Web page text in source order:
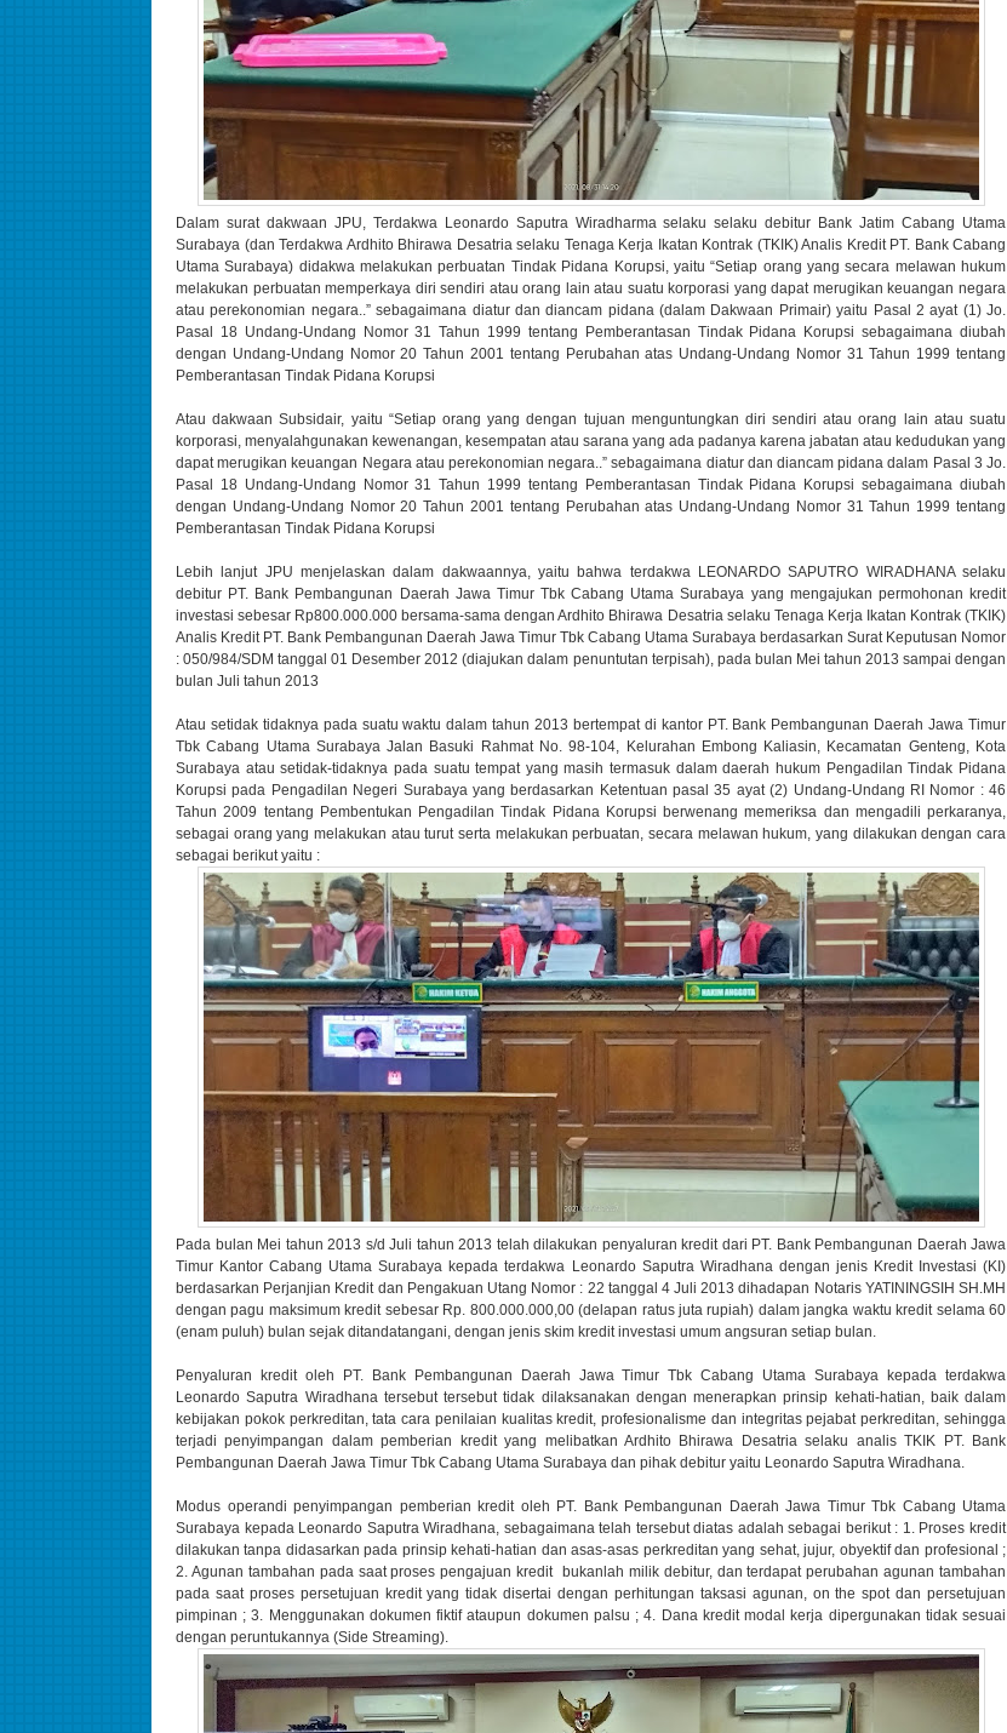
Dalam surat dakwaan JPU, Terdakwa Leonardo Saputra Wiradharma selaku selaku debitur Bank Jatim Cabang Utama
Surabaya (dan Terdakwa Ardhito Bhirawa Desatria selaku Tenaga Kerja Ikatan Kontrak (TKIK) Analis Kredit PT. Bank Cabang
Utama Surabaya) didakwa melakukan perbuatan Tindak Pidana Korupsi, yaitu “Setiap orang yang secara melawan hukum
melakukan perbuatan memperkaya diri sendiri atau orang lain atau suatu korporasi yang dapat merugikan keuangan negara
atau perekonomian negara..” sebagaimana diatur dan diancam pidana (dalam Dakwaan Primair) yaitu Pasal 2 ayat (1) Jo.
Pasal 18 Undang-Undang Nomor 31 Tahun 1999 tentang Pemberantasan Tindak Pidana Korupsi sebagaimana diubah
dengan Undang-Undang Nomor 20 Tahun 2001 tentang Perubahan atas Undang-Undang Nomor 31 Tahun 1999 tentang
Pemberantasan Tindak Pidana Korupsi
Atau dakwaan Subsidair, yaitu “Setiap orang yang dengan tujuan menguntungkan diri sendiri atau orang lain atau suatu
korporasi, menyalahgunakan kewenangan, kesempatan atau sarana yang ada padanya karena jabatan atau kedudukan yang
dapat merugikan keuangan Negara atau perekonomian negara..” sebagaimana diatur dan diancam pidana dalam Pasal 3 Jo.
Pasal 18 Undang-Undang Nomor 31 Tahun 1999 tentang Pemberantasan Tindak Pidana Korupsi sebagaimana diubah
dengan Undang-Undang Nomor 20 Tahun 2001 tentang Perubahan atas Undang-Undang Nomor 31 Tahun 1999 tentang
Pemberantasan Tindak Pidana Korupsi
Lebih lanjut JPU menjelaskan dalam dakwaannya, yaitu bahwa terdakwa LEONARDO SAPUTRO WIRADHANA selaku
debitur PT. Bank Pembangunan Daerah Jawa Timur Tbk Cabang Utama Surabaya yang mengajukan permohonan kredit
investasi sebesar Rp800.000.000 bersama-sama dengan Ardhito Bhirawa Desatria selaku Tenaga Kerja Ikatan Kontrak (TKIK)
Analis Kredit PT. Bank Pembangunan Daerah Jawa Timur Tbk Cabang Utama Surabaya berdasarkan Surat Keputusan Nomor
: 050/984/SDM tanggal 01 Desember 2012 (diajukan dalam penuntutan terpisah), pada bulan Mei tahun 2013 sampai dengan
bulan Juli tahun 2013
Atau setidak tidaknya pada suatu waktu dalam tahun 2013 bertempat di kantor PT. Bank Pembangunan Daerah Jawa Timur
Tbk Cabang Utama Surabaya Jalan Basuki Rahmat No. 98-104, Kelurahan Embong Kaliasin, Kecamatan Genteng, Kota
Surabaya atau setidak-tidaknya pada suatu tempat yang masih termasuk dalam daerah hukum Pengadilan Tindak Pidana
Korupsi pada Pengadilan Negeri Surabaya yang berdasarkan Ketentuan pasal 35 ayat (2) Undang-Undang RI Nomor : 46
Tahun 2009 tentang Pembentukan Pengadilan Tindak Pidana Korupsi berwenang memeriksa dan mengadili perkaranya,
sebagai orang yang melakukan atau turut serta melakukan perbuatan, secara melawan hukum, yang dilakukan dengan cara
sebagai berikut yaitu :
Pada bulan Mei tahun 2013 s/d Juli tahun 2013 telah dilakukan penyaluran kredit dari PT. Bank Pembangunan Daerah Jawa
Timur Kantor Cabang Utama Surabaya kepada terdakwa Leonardo Saputra Wiradhana dengan jenis Kredit Investasi (KI)
berdasarkan Perjanjian Kredit dan Pengakuan Utang Nomor : 22 tanggal 4 Juli 2013 dihadapan Notaris YATININGSIH SH.MH
dengan pagu maksimum kredit sebesar Rp. 800.000.000,00 (delapan ratus juta rupiah) dalam jangka waktu kredit selama 60
(enam puluh) bulan sejak ditandatangani, dengan jenis skim kredit investasi umum angsuran setiap bulan.
Penyaluran kredit oleh PT. Bank Pembangunan Daerah Jawa Timur Tbk Cabang Utama Surabaya kepada terdakwa
Leonardo Saputra Wiradhana tersebut tersebut tidak dilaksanakan dengan menerapkan prinsip kehati-hatian, baik dalam
kebijakan pokok perkreditan, tata cara penilaian kualitas kredit, profesionalisme dan integritas pejabat perkreditan, sehingga
terjadi penyimpangan dalam pemberian kredit yang melibatkan Ardhito Bhirawa Desatria selaku analis TKIK PT. Bank
Pembangunan Daerah Jawa Timur Tbk Cabang Utama Surabaya dan pihak debitur yaitu Leonardo Saputra Wiradhana.
Modus operandi penyimpangan pemberian kredit oleh PT. Bank Pembangunan Daerah Jawa Timur Tbk Cabang Utama
Surabaya kepada Leonardo Saputra Wiradhana, sebagaimana telah tersebut diatas adalah sebagai berikut : 1. Proses kredit
dilakukan tanpa didasarkan pada prinsip kehati-hatian dan asas-asas perkreditan yang sehat, jujur, obyektif dan profesional ;
2. Agunan tambahan pada saat proses pengajuan kredit bukanlah milik debitur, dan terdapat perubahan agunan tambahan
pada saat proses persetujuan kredit yang tidak disertai dengan perhitungan taksasi agunan, on the spot dan persetujuan
pimpinan ; 3. Menggunakan dokumen fiktif ataupun dokumen palsu ; 4. Dana kredit modal kerja dipergunakan tidak sesuai
dengan peruntukannya (Side Streaming).